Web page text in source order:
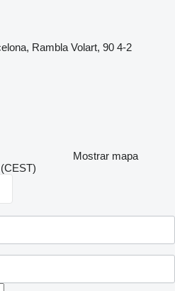
Rambla Volart, 90 4-2
Mostrar mapa